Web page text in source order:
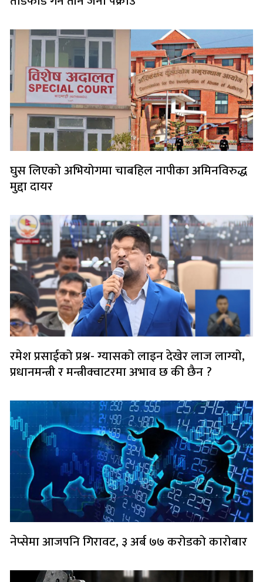
घुस लिएको अभियोगमा चाबहिल नापीका अमिनविरुद्ध
मुद्दा दायर
रमेश प्रसाईको प्रश्न- ग्यासको लाइन देखेर लाज लाग्यो,
प्रधानमन्त्री र मन्त्रीक्वाटरमा अभाव छ की छैन ?
नेप्सेमा आजपनि गिरावट, ३ अर्ब ७७ करोडको कारोबार